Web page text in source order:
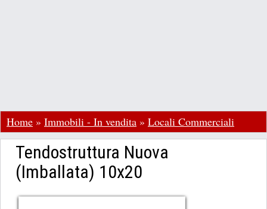
Home » Immobili - In vendita » Locali Commerciali
Tendostruttura Nuova
(Imballata) 10x20